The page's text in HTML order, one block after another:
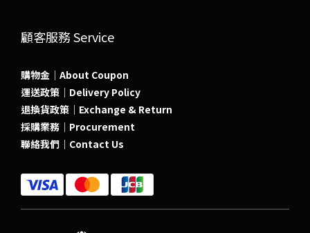
顧客服務 Service
購物金｜About Coupon
運送政策｜Delivery Policy
退換貨政策｜Exchange & Return
採購業務｜Procurement
聯絡我們｜Contact Us